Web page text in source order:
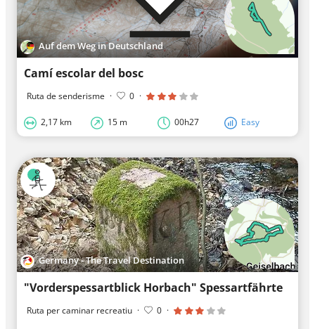
Auf dem Weg in Deutschland
Camí escolar del bosc
Ruta de senderisme · 0 ·
2,17 km 15 m 00h27 Easy
Germany - The Travel Destination
"Vorderspessartblick Horbach" Spessartfährte
Ruta per caminar recreatiu · 0 ·